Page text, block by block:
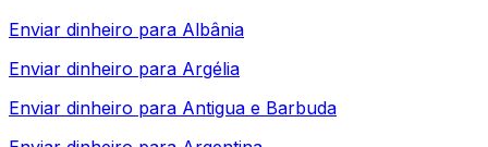
Enviar dinheiro para Albânia
Enviar dinheiro para Argélia
Enviar dinheiro para Antigua e Barbuda